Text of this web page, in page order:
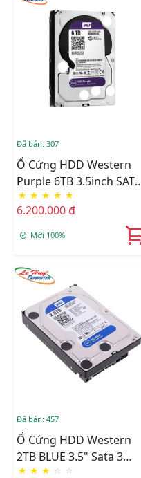
Đã bán: 307
Ổ Cứng HDD Western
Purple 6TB 3.5inch SATA
III 128MB Cache
5700RPM WD62PURX
★ ★ ★ ★ ★
6.200.000 đ
Mới 100%
Đã bán: 457
Ổ Cứng HDD Western
2TB BLUE 3.5" Sata 3
CTY- BH 2 NĂM
★ ★ ★ ☆ ☆